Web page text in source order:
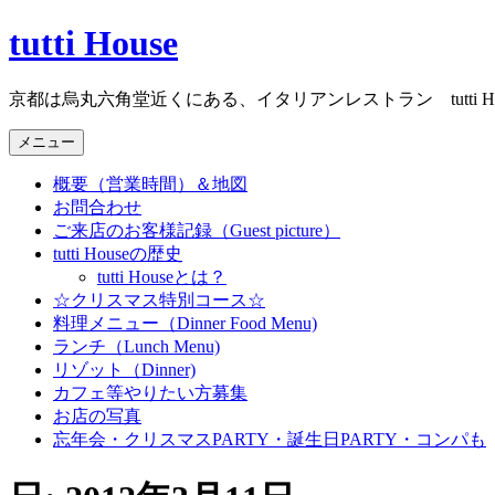
コ
ン
ン
ツ
へ
tutti House
京都は烏丸六角堂近くにある、イタリアンレストラン tutti
メニュー
概要（営業時間）＆地図
お問合わせ
ご来店のお客様記録（Guest picture）
tutti Houseの歴史
tutti Houseとは？
☆クリスマス特別コース☆
料理メニュー（Dinner Food Menu)
ランチ（Lunch Menu)
リゾット（Dinner)
カフェ等やりたい方募集
お店の写真
忘年会・クリスマスPARTY・誕生日PARTY・コンパも